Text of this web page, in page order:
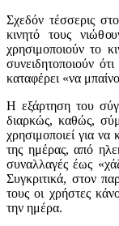
Σχεδόν τέσσερις
κινητό τους
χρησιμοποιούν το
συνειδητοποιούν
καταφέρει «να
Η εξάρτηση του
διαρκώς, καθώς,
χρησιμοποιεί για να
της ημέρας, από
συναλλαγές έως
Συγκριτικά, στον
τους οι χρήστες
την ημέρα.